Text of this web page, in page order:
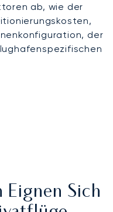
ab, wie der
der
Eignen Sich